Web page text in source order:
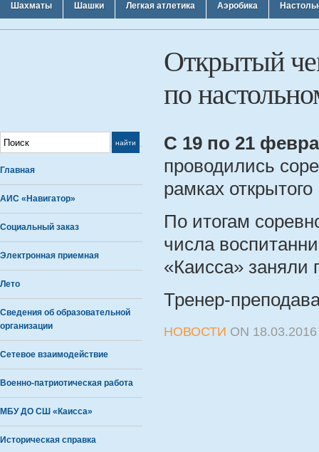
Шахматы Шашки Легкая атлетика Аэробика
Открытый
по
Главная
АИС «Навигатор»
Социальный заказ
Электронная приемная
Лето
Сведения об образовательной
организации
Сетевое взаимодействие
Военно-патриотическая работа
МБУ ДО СШ «Каисса»
Историческая справка
С 19 по 21
проводились
рамках
По итогам
числа
«Каисса» заняли
Тренер-
НОВОСТИ ON 18.03.2016